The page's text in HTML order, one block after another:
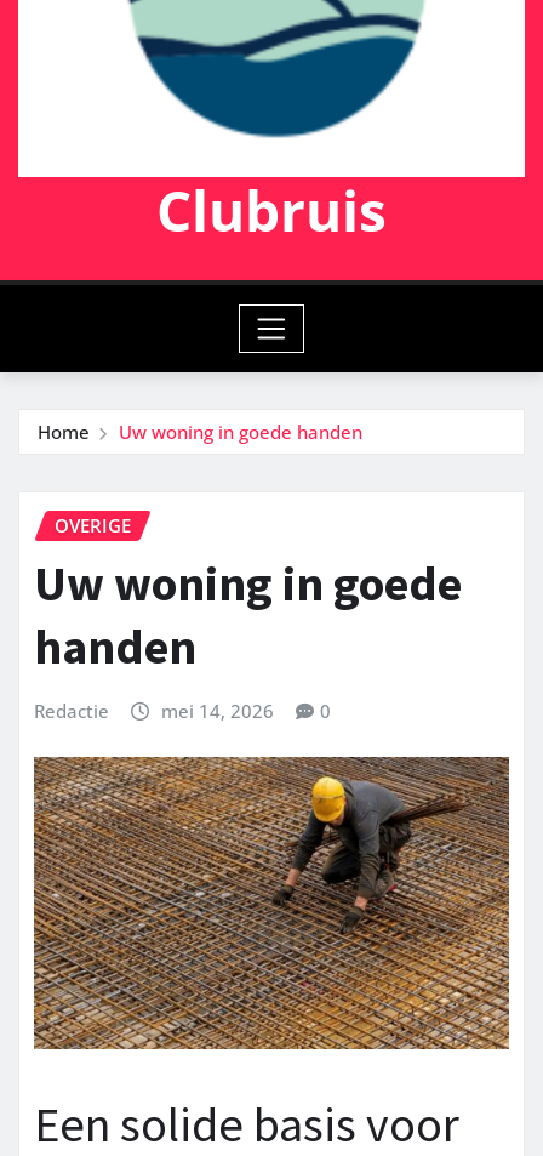
Clubruis
Home Uw woning in goede handen
OVERIGE
Uw woning in goede
handen
Redactie mei 14, 2026 0
Een solide basis voor